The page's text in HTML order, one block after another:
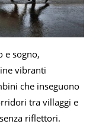
e sogno,
vibranti
che inseguono
tra villaggi e
riflettori.